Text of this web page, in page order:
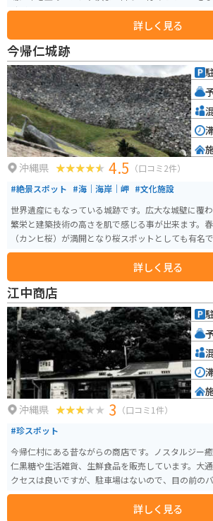
時があります。
詳しく見る
今帰仁城跡
沖縄県 4.5 （口コミ2件）
#絶景スポット #海｜海岸｜岬 #文化施設
世界遺産にもなっている城跡です。広大な城壁に覆
繁栄と建築技術の高さを肌で感じる事が出来ます。
（カンヒ桜）が満開となり桜スポットとしても有名
頂上からの眺めも絶景なパワースポットです。「天
します。観覧料で歴史文化センターも入れます。駐車
詳しく見る
江中商店
沖縄県 3 （口コミ1件）
#珍スポット
今帰仁村にある昔ながらの商店です。ノスタルジー
仁黒糖や生活雑貨、生鮮食品を販売しています。大
クセスは良いですが、駐車場はないので、目の前の
とになります。
詳しく見る